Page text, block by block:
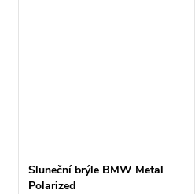
Sluneční brýle BMW Metal
Polarized